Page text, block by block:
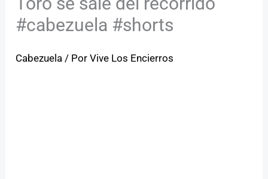
#cabezuela #shorts
Cabezuela / PorVive Los Encierros